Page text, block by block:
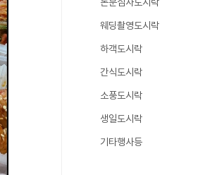
웨딩촬영도시락
하객도시락
간식도시락
소풍도시락
생일도시락
기타행사등